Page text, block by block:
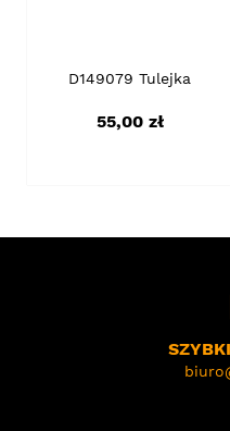
D149079 Tulejka
Cena
55,00 zł